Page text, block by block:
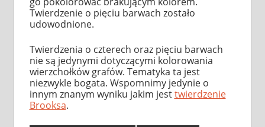
Twierdzenie o pięciu barwach zostało
udowodnione.
Twierdzenia o czterech oraz pięciu barwach
nie są jedynymi dotyczącymi kolorowania
wierzchołków grafów. Tematyka ta jest
niezwykle bogata. Wspomnimy jedynie o
innym znanym wyniku jakim jesttwierdzenie
Brooksa.